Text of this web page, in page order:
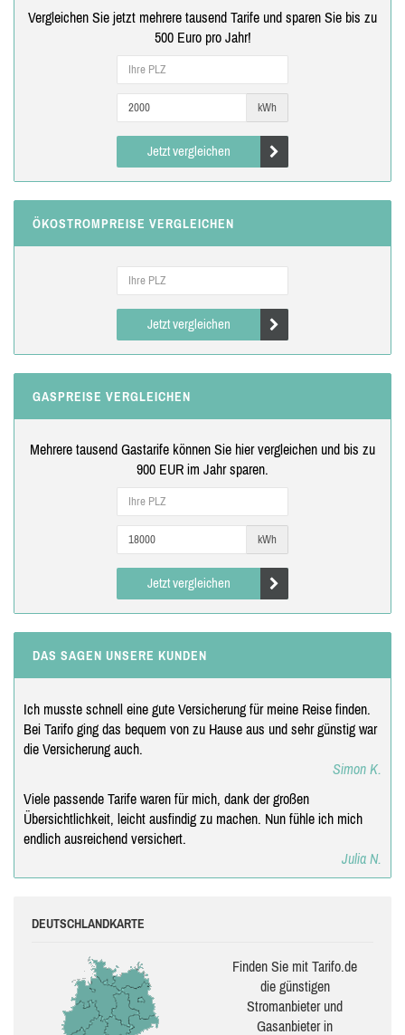
Vergleichen Sie jetzt mehrere tausend Tarife und sparen Sie bis zu
500 Euro pro Jahr!
kWh
Jetzt vergleichen
ÖKOSTROMPREISE VERGLEICHEN
Jetzt vergleichen
GASPREISE VERGLEICHEN
Mehrere tausend Gastarife können Sie hier vergleichen und bis zu
900 EUR im Jahr sparen.
kWh
Jetzt vergleichen
DAS SAGEN UNSERE KUNDEN
Ich musste schnell eine gute Versicherung für meine Reise finden.
Bei Tarifo ging das bequem von zu Hause aus und sehr günstig war
die Versicherung auch.
Simon K.
Viele passende Tarife waren für mich, dank der großen
Übersichtlichkeit, leicht ausfindig zu machen. Nun fühle ich mich
endlich ausreichend versichert.
Julia N.
DEUTSCHLANDKARTE
Finden Sie mit Tarifo.de
die güns­ti­gen
Stromanbieter und
Gasanbieter in